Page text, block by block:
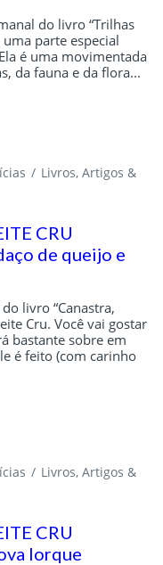
do livro “Trilhas
parte especial
é uma movimentada
da fauna e da flora...
Livros, Artigos &
CRU
de queijo e
livro “Canastra,
Cru. Você vai gostar
bastante sobre em
é feito (com carinho
Livros, Artigos &
CRU
Iorque